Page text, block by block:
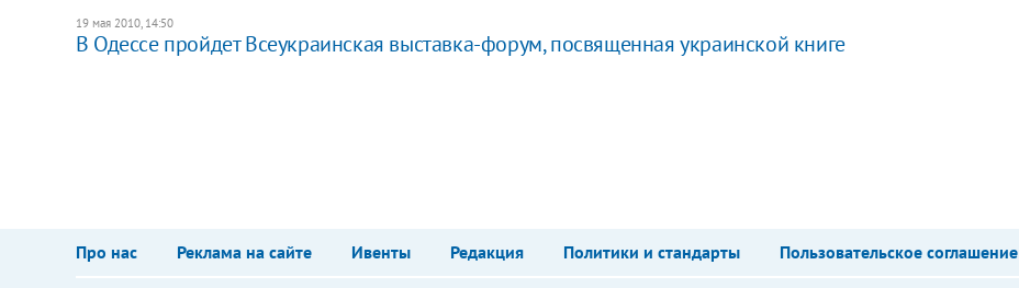
19 мая 2010, 14:50
В Одессе пройдет Всеукраинская выставка-форум, посвященная украинской книге
Про нас Реклама на сайте Ивенты Редакция Политики и стандарты Пользовательское соглашение